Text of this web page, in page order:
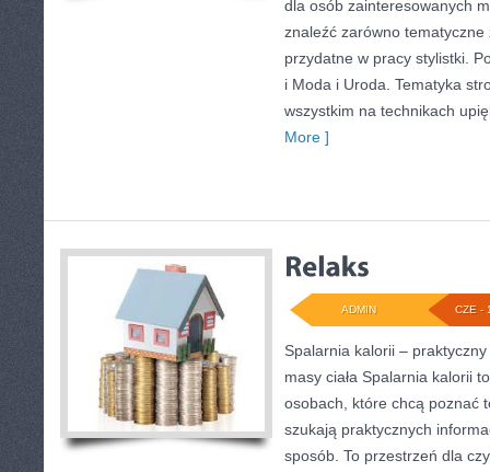
dla osób zainteresowanych
znaleźć zarówno
przydatne w pracy stylistki.
i Moda i Uroda. Tematyka
wszystkim na technikach
More ]
CZE -
ADMIN
Spalarnia kalorii –
masy ciała Spalarnia kalorii
osobach, które chcą poznać
szukają praktycznych
sposób. To przestrzeń dla